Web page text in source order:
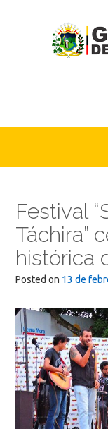
Festival
Táchira”
histórica
Posted on 13 de